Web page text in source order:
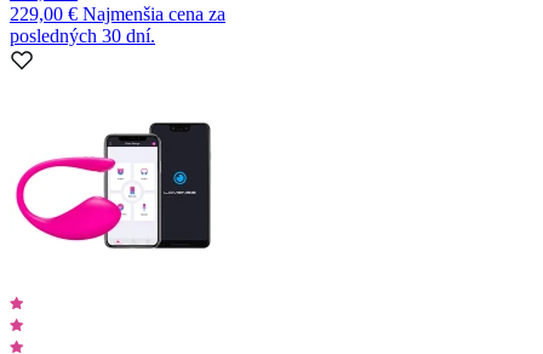
229,00 € Najmenšia cena za
posledných 30 dní.